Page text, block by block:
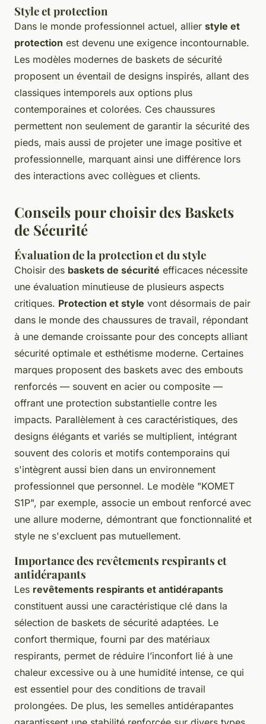
Style et protection
Dans le monde professionnel actuel, allier style et
protection est devenu une exigence incontournable.
Les modèles modernes de baskets de sécurité
proposent un éventail de designs inspirés, allant des
classiques intemporels aux options plus
contemporaines et colorées. Ces chaussures
permettent non seulement de garantir la sécurité des
pieds, mais aussi de projeter une image positive et
professionnelle, marquant ainsi une différence lors
des interactions avec collègues et clients.
Conseils pour choisir des Baskets
de Sécurité
Évaluation de la protection et du style
Choisir des baskets de sécurité efficaces nécessite
une évaluation minutieuse de plusieurs aspects
critiques. Protection et style vont désormais de pair
dans le monde des chaussures de travail, répondant
à une demande croissante pour des concepts alliant
sécurité optimale et esthétisme moderne. Certaines
marques proposent des baskets avec des embouts
renforcés — souvent en acier ou composite —
offrant une protection substantielle contre les
impacts. Parallèlement à ces caractéristiques, des
designs élégants et variés se multiplient, intégrant
souvent des coloris et motifs contemporains qui
s'intègrent aussi bien dans un environnement
professionnel que personnel. Le modèle "KOMET
S1P", par exemple, associe un embout renforcé avec
une allure moderne, démontrant que fonctionnalité et
style ne s'excluent pas mutuellement.
Importance des revêtements respirants et
antidérapants
Les revêtements respirants et antidérapants
constituent aussi une caractéristique clé dans la
sélection de baskets de sécurité adaptées. Le
confort thermique, fourni par des matériaux
respirants, permet de réduire l’inconfort lié à une
chaleur excessive ou à une humidité intense, ce qui
est essentiel pour des conditions de travail
prolongées. De plus, les semelles antidérapantes